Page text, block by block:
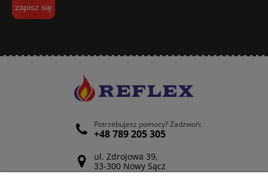
zapisz się
Potrzebujesz pomocy? Zadzwoń:
+48 789 205 305
ul. Zdrojowa 39,
33-300 Nowy Sącz